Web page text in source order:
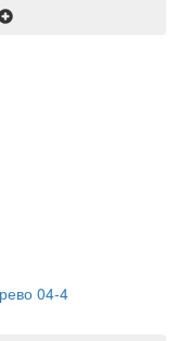
04-4